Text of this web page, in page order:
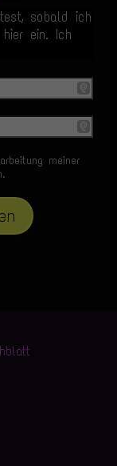
sobald ich
ein. Ich
meiner